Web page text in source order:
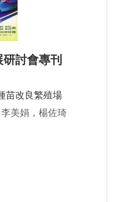
討會專刊
苗改良繁殖場
美娟，楊佐琦